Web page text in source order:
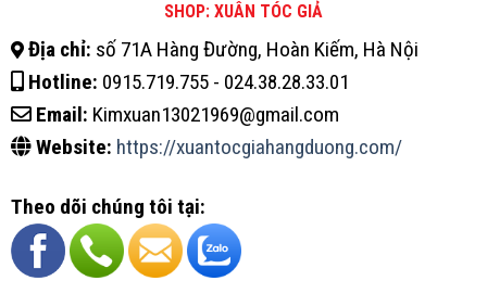
SHOP: XUÂN TÓC GIẢ
Địa chỉ: số 71A Hàng Đường, Hoàn Kiếm, Hà Nội
Hotline: 0915.719.755 - 024.38.28.33.01
Email: Kimxuan13021969@gmail.com
Website: https://xuantocgiahangduong.com/
Theo dõi chúng tôi tại: